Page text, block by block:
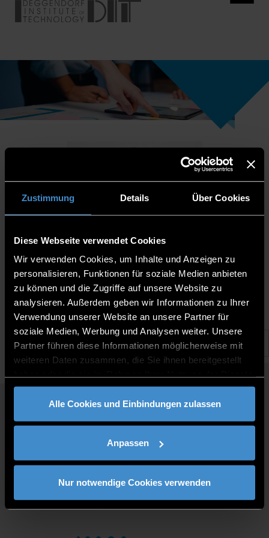
Zustimmung Details Über Cookies
Diese Webseite verwendet Cookies
Wir verwenden Cookies, um Inhalte und Anzeigen zu
personalisieren, Funktionen für soziale Medien anbieten
zu können und die Zugriffe auf unsere Website zu
analysieren. Außerdem geben wir Informationen zu Ihrer
Verwendung unserer Website an unsere Partner für
soziale Medien, Werbung und Analysen weiter. Unsere
Partner führen diese Informationen möglicherweise mit
weiteren Daten zusammen, die Sie ihnen bereitgestellt
gesammelt haben.
Alle Cookies und Einbindungen zulassen
Anpassen
Nur notwendige Cookies verwenden
1.10.2024 |
QUICKLINKS
FOR BUSINESSES
DIRECTIONS